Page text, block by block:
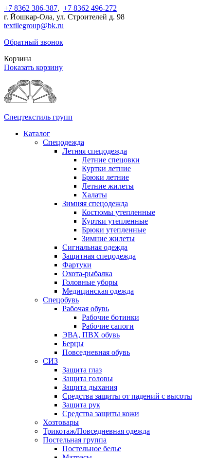
+7 8362 386-387, +7 8362 496-272
г. Йошкар-Ола, ул. Строителей д. 98
textilegroup@bk.ru
Обратный звонок
Корзина
Показать корзину
Спецтекстиль групп
Каталог
Спецодежда
Летняя спецодежда
Летние спецовки
Куртки летние
Брюки летние
Летние жилеты
Халаты
Зимняя спецодежда
Костюмы утепленные
Куртки утепленные
Брюки утепленные
Зимние жилеты
Сигнальная одежда
Защитная спецодежда
Фартуки
Охота-рыбалка
Головные уборы
Медицинская одежда
Спецобувь
Рабочая обувь
Рабочие ботинки
Рабочие сапоги
ЭВА, ПВХ обувь
Берцы
Повседневная обувь
СИЗ
Защита глаз
Защита головы
Защита дыхания
Средства защиты от падений с высоты
Защита рук
Средства защиты кожи
Хозтовары
Трикотаж/Повседневная одежда
Постельная группа
Постельное белье